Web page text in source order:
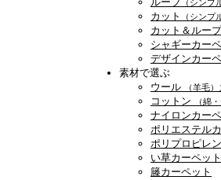
（シンプ
カット
（シンプ
カット＆ルー
シャギーカー
デザインカー
素材で選ぶ
ウール
（羊毛）
コットン
（綿
ナイロンカー
ポリエステル
ポリプロピレ
い草カーペット
籐カーペット